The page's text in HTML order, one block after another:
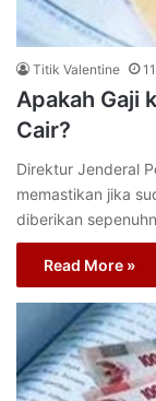
Titik Valentine
Apakah Gaji
Cair?
Direktur Jenderal
memastikan jika
diberikan
Read More »